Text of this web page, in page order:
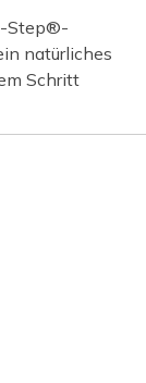
Step®-
natürliches
Schritt